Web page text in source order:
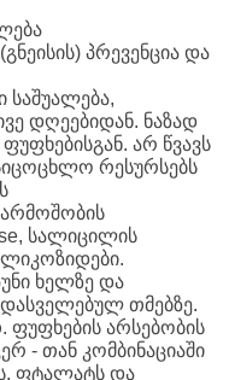
პრევენცია და
საშუალება,
დღეებიდან. ნაზად
არ წვავს
რესურსებს
სალიცილის
ხელზე და
თმებზე.
ფუფხების არსებობის
- თან კომბინაციაში
ფტალატს და